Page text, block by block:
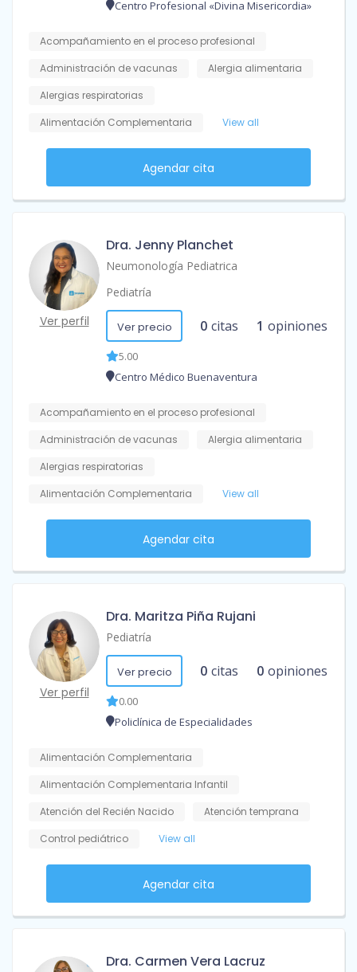
Centro Profesional «Divina Misericordia»
Acompañamiento en el proceso profesional
Administración de vacunas
Alergia alimentaria
Alergias respiratorias
Alimentación Complementaria
View all
Agendar cita
Ver perfil
Dra. Jenny Planchet
Neumonología Pediatrica
Pediatría
Ver precio 0 citas 1 opiniones
5.00
Centro Médico Buenaventura
Acompañamiento en el proceso profesional
Administración de vacunas
Alergia alimentaria
Alergias respiratorias
Alimentación Complementaria
View all
Agendar cita
Ver perfil
Dra. Maritza Piña Rujani
Pediatría
Ver precio 0 citas 0 opiniones
0.00
Policlínica de Especialidades
Alimentación Complementaria
Alimentación Complementaria Infantil
Atención del Recién Nacido
Atención temprana
Control pediátrico
View all
Agendar cita
Dra. Carmen Vera Lacruz